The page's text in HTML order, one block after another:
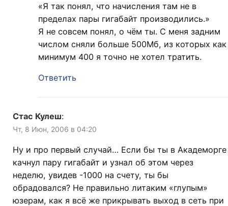
«Я так понял, что начисления там не в
пределах пары гигабайт производились.»
Я не совсем понял, о чём ты. С меня задним
числом сняли больше 500Мб, из которых как
минимум 400 я точно не хотел тратить.
Ответить
Стас Кулеш:
Чт, 8 Июн, 2006 в 04:20
Ну и про первый случай… Если бы ты в Академорге
качнул пару гигабайт и узнал об этом через
неделю, увидев -1000 на счету, ты бы
обрадовался? Не правильно литаким «глупым»
юзерам, как я всё же прикрывать выход в сеть при